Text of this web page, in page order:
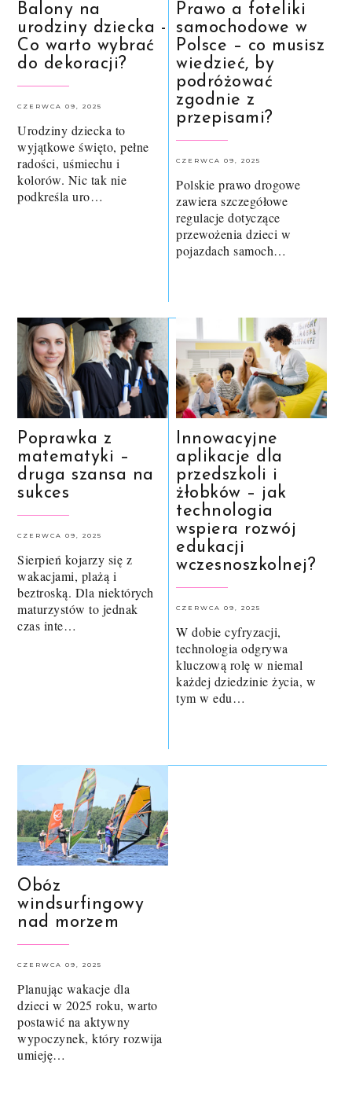
Balony na
urodziny dziecka -
Co warto wybrać
do dekoracji?
CZERWCA 09, 2025
Urodziny dziecka to
wyjątkowe święto, pełne
radości, uśmiechu i
kolorów. Nic tak nie
podkreśla uro…
Prawo a foteliki
samochodowe w
Polsce – co musisz
wiedzieć, by
podróżować
zgodnie z
przepisami?
CZERWCA 09, 2025
Polskie prawo drogowe
zawiera szczegółowe
regulacje dotyczące
przewożenia dzieci w
pojazdach samoch…
Poprawka z
matematyki –
druga szansa na
sukces
CZERWCA 09, 2025
Sierpień kojarzy się z
wakacjami, plażą i
beztroską. Dla niektórych
maturzystów to jednak
czas inte…
Innowacyjne
aplikacje dla
przedszkoli i
żłobków – jak
technologia
wspiera rozwój
edukacji
wczesnoszkolnej?
CZERWCA 09, 2025
W dobie cyfryzacji,
technologia odgrywa
kluczową rolę w niemal
każdej dziedzinie życia, w
tym w edu…
Obóz
windsurfingowy
nad morzem
CZERWCA 09, 2025
Planując wakacje dla
dzieci w 2025 roku, warto
postawić na aktywny
wypoczynek, który rozwija
umieję…